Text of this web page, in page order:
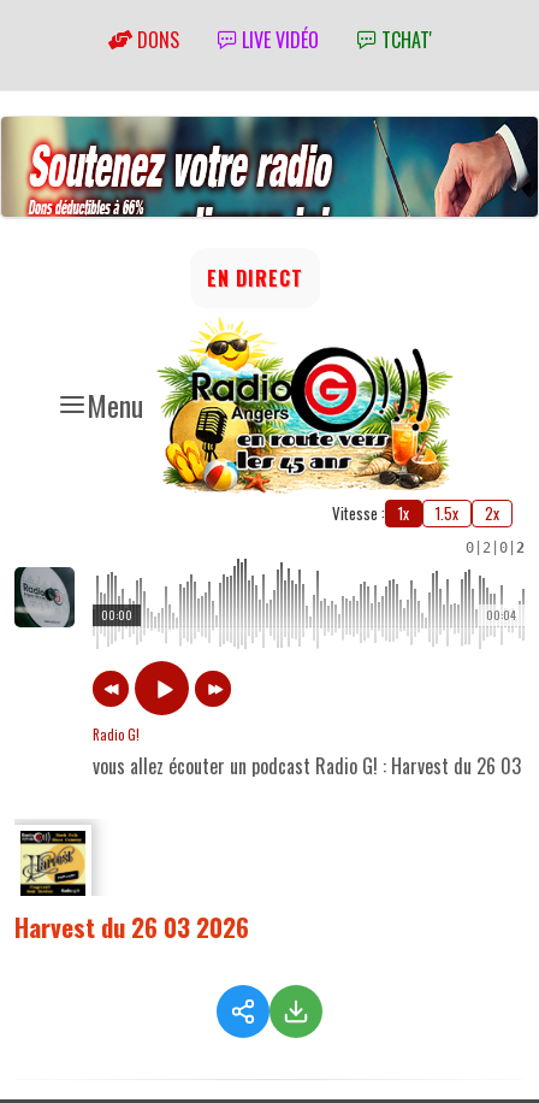
DONS LIVE VIDÉO TCHAT'
Menu
EN DIRECT
Vitesse : 1x 1.5x 2x
0 2 0 2
00:04
00:00
Radio G!
vous allez écouter un podcast Radio G! : Harvest du 26 03
Harvest du 26 03 2026